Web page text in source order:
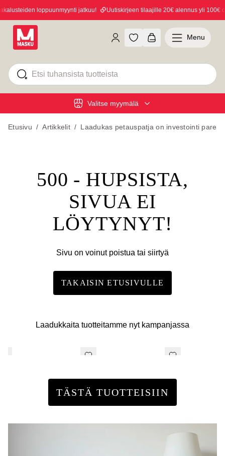
loppuunmyynti jatkuu! Uutiskirjeen tilaajille 20€ alennus yli 100€
Valitse myymälä
Menu
Etusivu / Artikkelit / Laadukas petauspatja on investointi
500 - HUPSISTA,
SIVUA EI
LÖYTYNYT!
Sivu on voinut poistua tai siirtyä
TAKAISIN ETUSIVULLE
Laadukkaita tuotteitamme nyt kampanjassa
TÄSTÄ TUOTTEISIIN